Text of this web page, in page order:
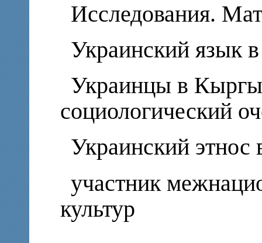
Исследования.
Украинский язык
Украинцы в
социологический
Украинский этнос
участник
культур